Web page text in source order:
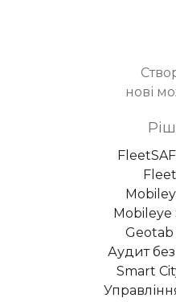
нові
Mobileye
Geotab
Аудит
Smart